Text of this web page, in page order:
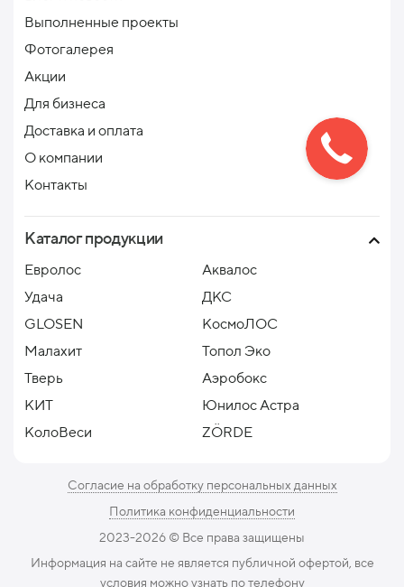
Выполненные проекты
Фотогалерея
Акции
Для бизнеса
Доставка и оплата
О компании
Контакты
Каталог продукции
Евролос
Аквалос
Удача
ДКС
GLOSEN
КосмоЛОС
Малахит
Топол Эко
Тверь
Аэробокс
КИТ
Юнилос Астра
КолоВеси
ZÖRDE
Согласие на обработку персональных данных
Политика конфиденциальности
2023-2026 ©️ Все права защищены
Информация на сайте не является публичной офертой, все
условия можно узнать по телефону